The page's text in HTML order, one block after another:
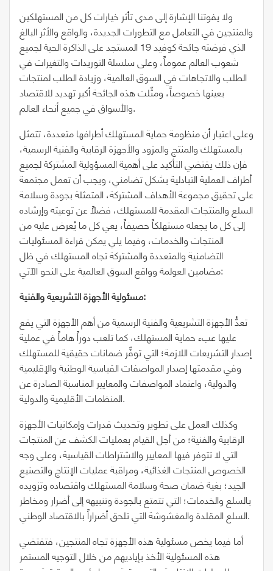
ولا يفوتنا الإشارة إلى مدى تأثر خيارات كل من المستهلكين
والمنتجين في التعامل مع التطورات الجديدة، والواقع والأثر البالغ
الذي فرضته جائحة كوفيد 19 المستجد على الذاكرة الحية لجميع
شعوب العالم عموماً، وعلى سلسلة التوريدات والتغيرات في
الطلب والاتجاهات في السوق العالمية، وزيادة الطلب لمنتجات
بعينها خصوصاً، ومثّلت هذه الجائحة أكبر تهديد للاقتصاد
والأسواق في جميع أنحاء العالم.
وعلى اعتبار أن منظومة حماية المستهلك أطرافها متعددة، تتمثل
بالمستهلك والمنتج والمزود والأجهزة الرقابية والفنية الرسمية،
فإن ذلك يقتضي التأكيد على أهمية المسؤولية المشتركة لجميع
أطراف العملية التبادلية بشكل تضامني، ويجب أن تعمل مجتمعة
على تحقيق مجموعة الأهداف المشتركة، المتمثلة بجودة وسلامة
السلع والمنتجات المقدمة للمستهلك، فضلاً عن توعيته وإرشاده
إلى كل ما يجعله مستهلكاً حصيفاً، يعي كل ما يُعرض عليه من
المنتجات والخدمات، وفيما يلي يمكن قراءة المسئوليات
التضامنية والمتعددة والمشتركة تجاه المستهلك في ظل
مضامين العولمة وواقع السوق العالمية على النحو الآتي:
مسئولية الأجهزة التشريعية والفنية:
تعدُّ الأجهزة التشريعية والفنية الرسمية من أهم الأجهزة التي يقع
عليها عبء حماية المستهلك، كما تلعب دوراً هاماً في عملية
إصدار التشريعات اللازمة؛ التي توفِّر ضمانات حقيقية للمستهلك
وفي مقدمتها إصدار المواصفات القياسية الوطنية والإقليمية
والدولية، واعتماد المواصفات والمعايير المناسبة الصادرة عن
المنظمات الأقليمية والدولية.
وكذلك العمل على تطوير وتحديث قدرات وإمكانيات الأجهزة
الرقابية والفنية؛ من أجل القيام بعمليات الكشف عن المنتجات
التي لا تتوفر فيها المعايير والاشتراطات القياسية، وعلى وجه
الخصوص المنتجات الغذائية، ومراقبة عمليات الإنتاج والتصنيع
الجيد؛ بغية ضمان صحة وسلامة المستهلك واقتصاده وتزويده
بالسلع والخدمات؛ التي تتمتع بالجودة وتنبيهه إلى أضرار ومخاطر
السلع المقلدة والمغشوشة التي تلحق أضراراً بالاقتصاد الوطني.
أما فيما يخص مسئولية هذه الأجهزة تجاه المنتجين، فتقتضي
هذه المسئولية الأخذ بإياديهم من خلال التوجيه المستمر